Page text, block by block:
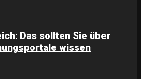
Das sollten Sie über
wissen